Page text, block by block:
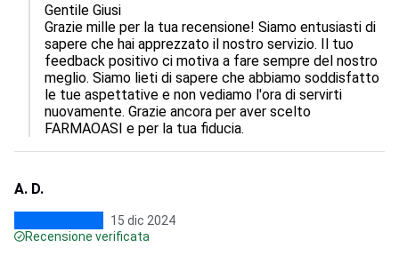
Gentile Giusi
Grazie mille per la tua recensione! Siamo entusiasti di
sapere che hai apprezzato il nostro servizio. Il tuo
feedback positivo ci motiva a fare sempre del nostro
meglio. Siamo lieti di sapere che abbiamo soddisfatto
le tue aspettative e non vediamo l'ora di servirti
nuovamente. Grazie ancora per aver scelto
FARMAOASI e per la tua fiducia.
A. D.
15 dic 2024
Recensione verificata